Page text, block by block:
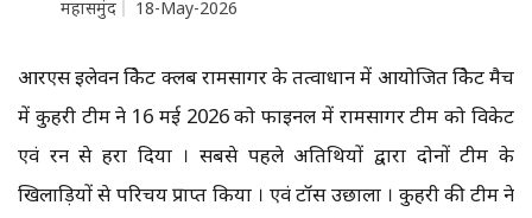
महासमुंद 18-May-2026
आरएस इलेवन क्रिकेट क्लब रामसागर के तत्वाधान में आयोजित क्रिकेट मैच
में कुहरी टीम ने 16 मई 2026 को फाइनल में रामसागर टीम को विकेट
एवं रन से हरा दिया । सबसे पहले अतिथियों द्वारा दोनों टीम के
खिलाड़ियों से परिचय प्राप्त किया । एवं टॉस उछाला । कुहरी की टीम ने